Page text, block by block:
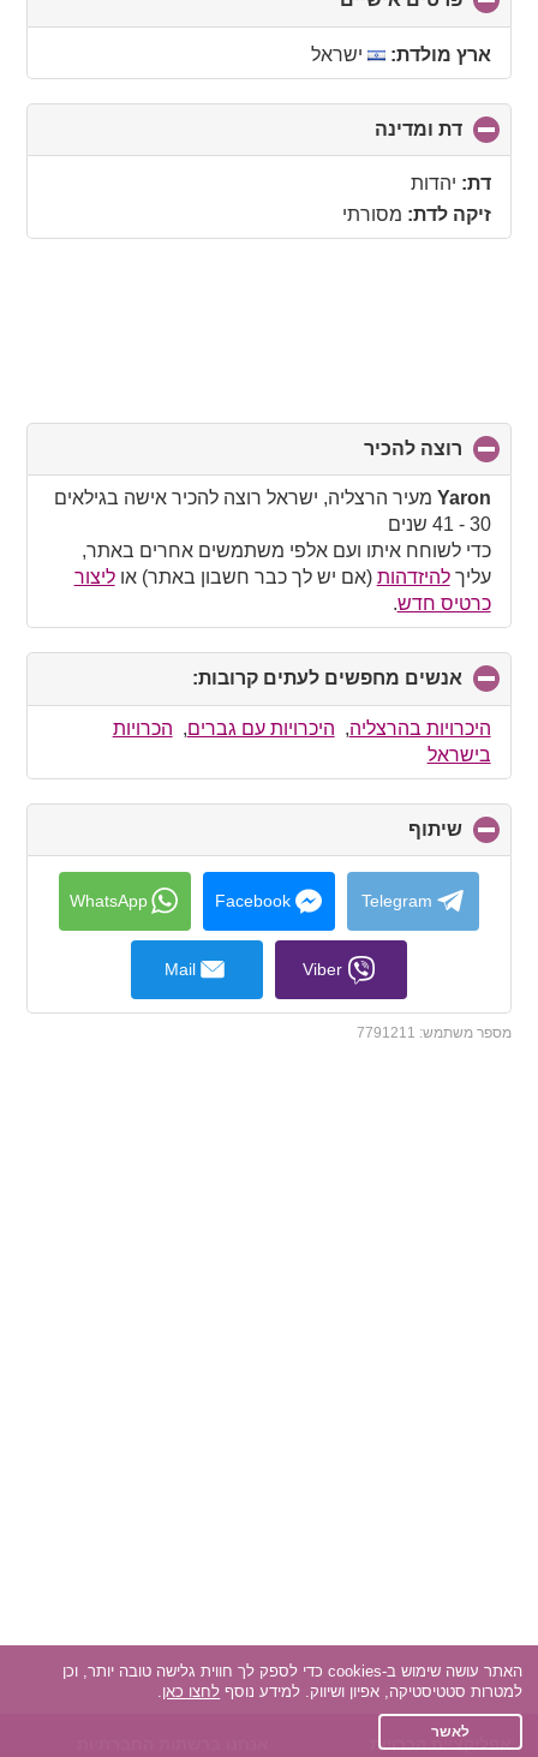
to
collapse
ארץ מולדת: ישראל
דת ומדינה
to
דת: יהדות
זיקה לדת: מסורתי
רוצה להכיר
to
collapse
Yaron מעיר הרצליה, ישראל רוצה להכיר אישה בגילאים
30 - 41 שנים
כדי לשוחח איתו ועם אלפי משתמשים אחרים באתר,
עליךלהיזדהות (אם יש לך כבר חשבון באתר) אוליצור
כרטיס חדש.
אנשים מחפשים לעתים קרובות:
to
collapse
היכרויות בהרצליה, היכרויות עם גברים, הכרויות
בישראל
שיתוף
to
collapse
contents
Telegram
Facebook
WhatsApp
Viber
Mail
מספר משתמש: 7791211
אפליקציית הכרויות
האתר עושה שימוש ב-cookies כדי לספק לך חווית גלישה טובה יותר, וכן
למטרות סטטיסטיקה, אפיון ושיווק. למידע נוסף לחצו כאן.
לאשר